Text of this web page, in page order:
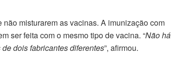
misturarem as vacinas. A imunização com
ser feita com o mesmo tipo de vacina. “Não há
dois fabricantes diferentes”, afirmou.